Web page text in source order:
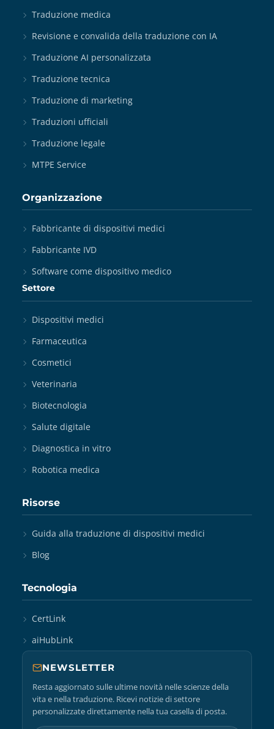
Traduzione medica
Revisione e convalida della traduzione con IA
Traduzione AI personalizzata
Traduzione tecnica
Traduzione di marketing
Traduzioni ufficiali
Traduzione legale
MTPE Service
Organizzazione
Fabbricante di dispositivi medici
Fabbricante IVD
Software come dispositivo medico
Settore
Dispositivi medici
Farmaceutica
Cosmetici
Veterinaria
Biotecnologia
Salute digitale
Diagnostica in vitro
Robotica medica
Risorse
Guida alla traduzione di dispositivi medici
Blog
Tecnologia
CertLink
aiHubLink
NEWSLETTER
Resta aggiornato sulle ultime novità nelle scienze della
vita e nella traduzione. Ricevi notizie di settore
personalizzate direttamente nella tua casella di posta.